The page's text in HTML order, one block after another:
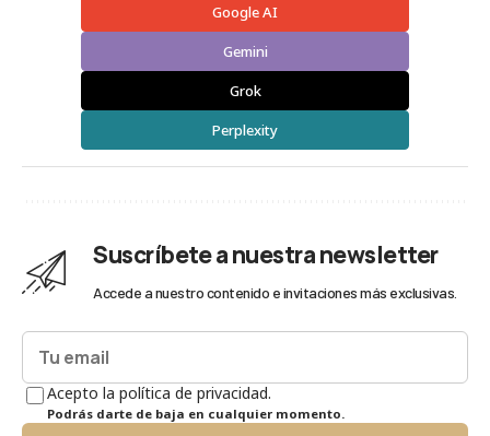
Google AI
Gemini
Grok
Perplexity
Suscríbete a nuestra newsletter
Accede a nuestro contenido e invitaciones más exclusivas.
Acepto la política de privacidad.
Podrás darte de baja en cualquier momento.